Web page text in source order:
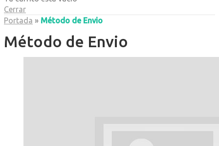
Cerrar
Portada » Método de Envio
Método de Envio